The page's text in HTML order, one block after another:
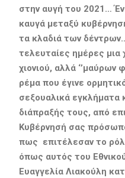
στην αυγή του 2021…
καυγά μεταξύ
τα κλαδιά των
τελευταίες ημέρες μια
χιονιού, αλλά ‘’μαύρων
ρέμα που έγινε
σεξουαλικά εγκλήματα
διάπραξής τους, από
Κυβέρνησή σας
πως επιτέλεσαν το
όπως αυτός του
Ευαγγελία Λιακούλη